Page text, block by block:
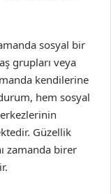
sosyal bir
grupları veya
kendilerine
hem sosyal
Güzellik
zamanda birer